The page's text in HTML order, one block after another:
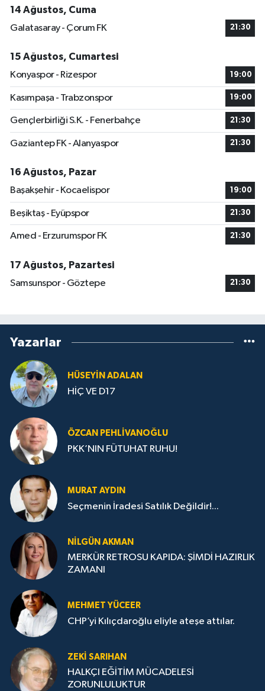
14 Ağustos, Cuma
Galatasaray - Çorum FK
21:30
15 Ağustos, Cumartesi
Konyaspor - Rizespor
19:00
Kasımpaşa - Trabzonspor 19:00
Gençlerbirliği S.K. - Fenerbahçe 21:30
Gaziantep FK - Alanyaspor 21:30
16 Ağustos, Pazar
Başakşehir - Kocaelispor
19:00
Beşiktaş - Eyüpspor 21:30
Amed - Erzurumspor FK 21:30
17 Ağustos, Pazartesi
Samsunspor - Göztepe
21:30
Yazarlar
HÜSEYIN ADALAN
HİÇ VE D17
ÖZCAN PEHLIVANOĞLU
PKK’NIN FÜTUHAT RUHU!
MURAT AYDIN
Seçmenin İradesi Satılık Değildir!...
NILGÜN AKMAN
MERKÜR RETROSU KAPIDA: ŞİMDİ HAZIRLIK
ZAMANI
MEHMET YÜCEER
CHP’yi Kılıçdaroğlu eliyle ateşe attılar.
ZEKI SARIHAN
HALKÇI EĞİTİM MÜCADELESİ
ZORUNLULUKTUR